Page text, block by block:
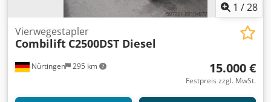
1 /28
Nürtingen 295 km
Vierwegestapler
Combilift C2500DST Diesel
15.000 €
Festpreis zzgl. MwSt.